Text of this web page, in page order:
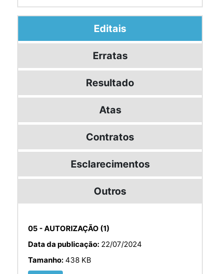
Editais
Erratas
Resultado
Atas
Contratos
Esclarecimentos
Outros
05 - AUTORIZAÇÃO (1)
Data da publicação: 22/07/2024
Tamanho: 438 KB